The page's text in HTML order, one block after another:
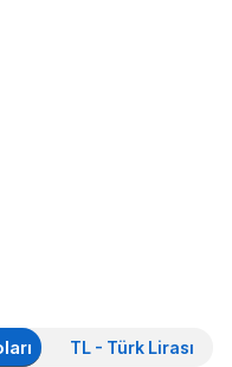
TL - Türk Lirası